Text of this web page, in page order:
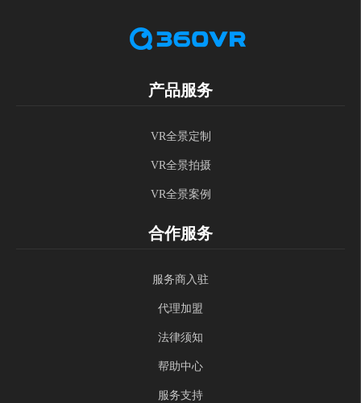
产品服务
VR全景定制
VR全景拍摄
VR全景案例
合作服务
服务商入驻
代理加盟
法律须知
帮助中心
服务支持